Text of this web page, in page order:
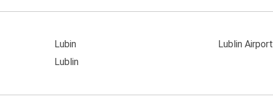
Lubin
Lublin
Lublin Airport